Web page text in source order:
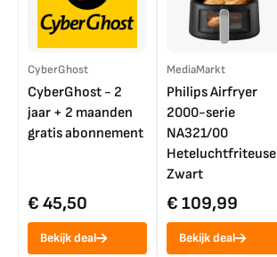
CyberGhost
CyberGhost - 2
jaar + 2 maanden
gratis abonnement
€ 45,50
Bekijk deal
MediaMarkt
Philips Airfryer
2000-serie
NA321/00
Heteluchtfriteuse
Zwart
€ 109,99
Bekijk deal